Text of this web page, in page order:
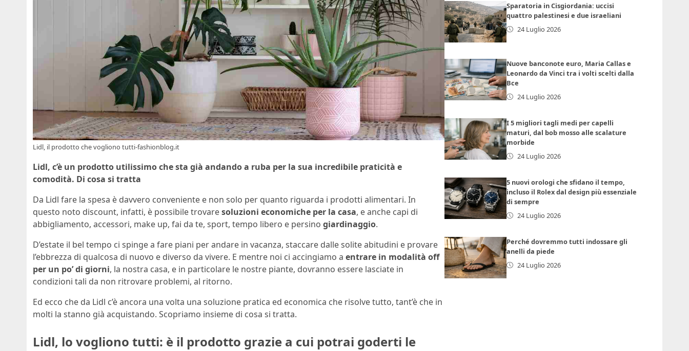
Lidl, il prodotto che vogliono tutti-fashionblog.it
Lidl, c’è un prodotto utilissimo che sta già andando a ruba per la sua incredibile praticità e
comodità. Di cosa si tratta
Da Lidl fare la spesa è davvero conveniente e non solo per quanto riguarda i prodotti alimentari. In
questo noto discount, infatti, è possibile trovaresoluzioni economiche per la casa, e anche capi di
abbigliamento, accessori, make up, fai da te, sport, tempo libero e persino giardinaggio.
D’estate il bel tempo ci spinge a fare piani per andare in vacanza, staccare dalle solite abitudini e provare
l’ebbrezza di qualcosa di nuovo e diverso da vivere. E mentre noi ci accingiamo a entrare in modalità off
per un po’ di giorni, la nostra casa, e in particolare le nostre piante, dovranno essere lasciate in
condizioni tali da non ritrovare problemi, al ritorno.
Ed ecco che da Lidl c’è ancora una volta una soluzione pratica ed economica che risolve tutto, tant’è che in
molti la stanno già acquistando. Scopriamo insieme di cosa si tratta.
Lidl, lo vogliono tutti: è il prodotto grazie a cui potrai goderti le
Sparatoria in Cisgiordania: uccisi
quattro palestinesi e due israeliani
24 Luglio 2026
Nuove banconote euro, Maria Callas e
Leonardo da Vinci tra i volti scelti dalla
Bce
24 Luglio 2026
I 5 migliori tagli medi per capelli
maturi, dal bob mosso alle scalature
morbide
24 Luglio 2026
5 nuovi orologi che sfidano il tempo,
incluso il Rolex dal design più essenziale
di sempre
24 Luglio 2026
Perché dovremmo tutti indossare gli
anelli da piede
24 Luglio 2026